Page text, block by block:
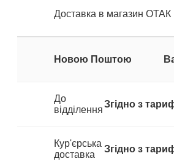
Доставка в магазин ОТАК
Новою Поштою
До
відділення
Згідно з
Кур'єрська
доставка
Згідно з